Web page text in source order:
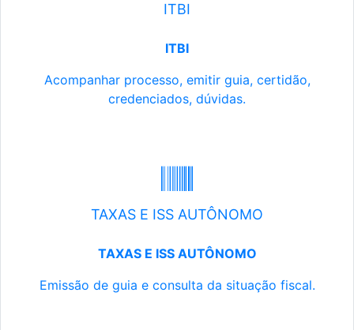
ITBI
ITBI
Acompanhar processo, emitir guia, certidão,
credenciados, dúvidas.
TAXAS E ISS AUTÔNOMO
TAXAS E ISS AUTÔNOMO
Emissão de guia e consulta da situação fiscal.